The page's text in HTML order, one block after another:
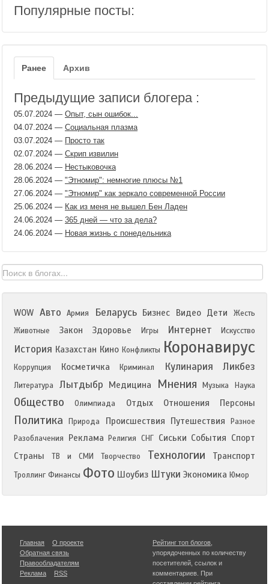
Популярные посты:
Ранее Архив
Предыдущие записи блогера :
05.07.2024 — Опыт, сын ошибок...
04.07.2024 — Социальная плазма
03.07.2024 — Просто так
02.07.2024 — Скрип извилин
28.06.2024 — Нестыковочка
28.06.2024 — "Этномир": немногие плюсы №1
27.06.2024 — "Этномир" как зеркало современной России
25.06.2024 — Как из меня не вышел Бен Ладен
24.06.2024 — 365 дней — что за дела?
24.06.2024 — Новая жизнь с понедельника
WOW Авто Армия Беларусь Бизнес Видео Дети
Жесть
Животные
Закон Здоровье Игры Интернет Искусство
История Казахстан Кино Конфликты Коронавирус
Коррупция Косметичка Криминал Кулинария Ликбез
Литература Лытдыбр Медицина Мнения Музыка Наука
Общество Олимпиада Отдых Отношения Персоны
Политика Природа Происшествия Путешествия
Разное
Разоблачения
Реклама Религия СНГ Сиськи События Спорт
Страны
ТВ и СМИ Творчество Технологии Транспорт
Троллинг Финансы Фото Шоубиз Штуки Экономика Юмор
Главная
О проекте
Обратная связь
Правообладателям
Реклама
RSS
Рейтинг топ блогов
упорядоченных по количеству
посетителей, ссылок и
комментариев. При